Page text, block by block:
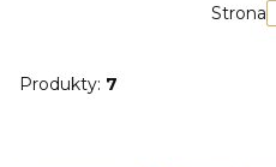
Strona
Produkty: 7